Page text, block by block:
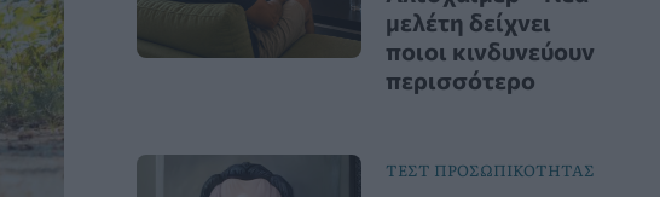
μελέτη δείχνει
ποιοι κινδυνεύουν
περισσότερο
ΤΕΣΤ ΠΡΟΣΩΠΙΚΟΤΗΤΑΣ